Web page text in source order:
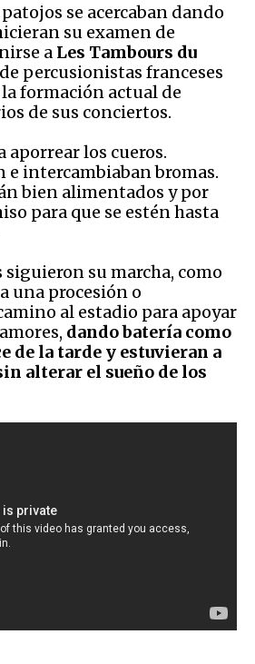
se acercaban dando
su examen de
a Les Tambours du
percusionistas franceses
formación actual de
de sus conciertos.
aporrear los cueros.
e intercambiaban bromas.
bien alimentados y por
para que se estén hasta
su marcha, como
una procesión o
al estadio para apoyar
dando batería como
de la tarde y estuvieran a
alterar el sueño de los